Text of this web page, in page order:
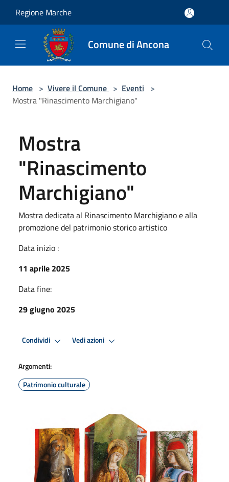
Regione Marche
Comune di Ancona
Home > Vivere il Comune > Eventi >
Mostra "Rinascimento Marchigiano"
Mostra
"Rinascimento
Marchigiano"
Mostra dedicata al Rinascimento Marchigiano e alla
promozione del patrimonio storico artistico
Data inizio :
11 aprile 2025
Data fine:
29 giugno 2025
Condividi Vedi azioni
Argomenti:
Patrimonio culturale